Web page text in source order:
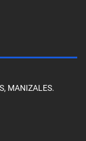
MANIZALES.